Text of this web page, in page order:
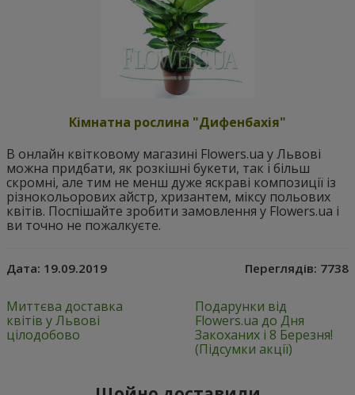
Кімнатна рослина "Дифенбахія"
В онлайн квітковому магазині Flowers.ua у Львові
можна придбати, як розкішні букети, так і більш
скромні, але тим не менш дуже яскраві композиції із
різнокольорових айстр, хризантем, міксу польових
квітів. Поспішайте зробити замовлення у Flowers.ua і
ви точно не пожалкуєте.
Дата: 19.09.2019 Переглядів: 7738
Миттєва доставка
квітів у Львові
цілодобово
Подарунки від
Flowers.ua до Дня
Закоханих і 8 Березня!
(Підсумки акції)